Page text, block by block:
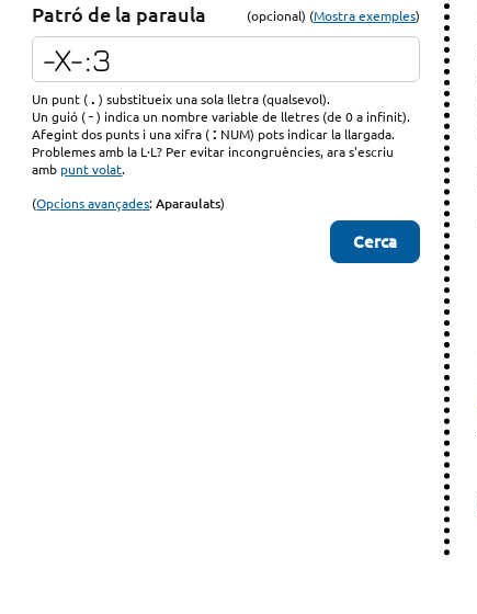
Patró de la paraula (opcional) (Mostra exemples)
Un punt (.) substitueix una sola lletra (qualsevol).
Un guió (-) indica un nombre variable de lletres (de 0 a infinit).
Afegint dos punts i una xifra (: NUM) pots indicar la llargada.
Problemes amb la L·L? Per evitar incongruències, ara s'escriu
amb punt volat.
(Opcions avançades:Aparaulats)